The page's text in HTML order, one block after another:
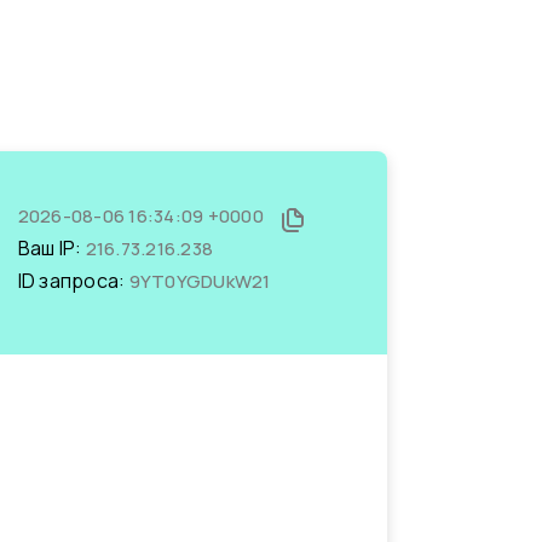
2026-08-06 16:34:09 +0000
Ваш IP: 216.73.216.238
ID запроса: 9YT0YGDUkW21